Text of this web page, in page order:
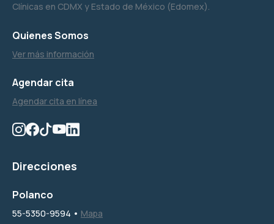
Clínicas en CDMX y Estado de México (Edomex).
Quienes Somos
Ver más información
Agendar cita
Agendar cita en línea
Direcciones
Polanco
55-5350-9594 • Mapa